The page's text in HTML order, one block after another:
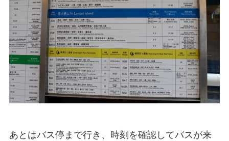
あとはバス停まで行き、時刻を確認してバスが来